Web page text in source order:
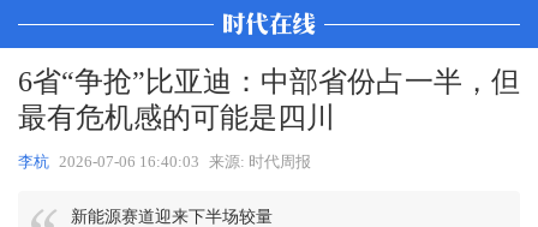
6省“争抢”比亚迪：中部省份占一半，但
最有危机感的可能是四川
李杭 2026-07-06 16:40:03 来源: 时代周报
新能源赛道迎来下半场较量